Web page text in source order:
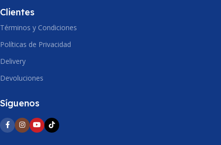
Clientes
Términos y Condiciones
Políticas de Privacidad
Delivery
Devoluciones
Síguenos